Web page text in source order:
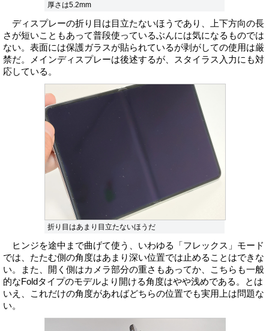
厚さは5.2mm
ディスプレーの折り目は目立たないほうであり、上下方向の長
さが短いこともあって普段使っているぶんには気になるものでは
ない。表面には保護ガラスが貼られているが剥がしての使用は厳
禁だ。メインディスプレーは後述するが、スタイラス入力にも対
応している。
折り目はあまり目立たないほうだ
ヒンジを途中まで曲げて使う、いわゆる「フレックス」モード
では、たたむ側の角度はあまり深い位置では止めることはできな
い。また、開く側はカメラ部分の重さもあってか、こちらも一般
的なFoldタイプのモデルより開ける角度はやや浅めである。とは
いえ、これだけの角度があればどちらの位置でも実用上は問題な
い。